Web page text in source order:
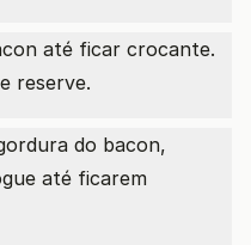
até ficar crocante.
reserve.
do bacon,
até ficarem